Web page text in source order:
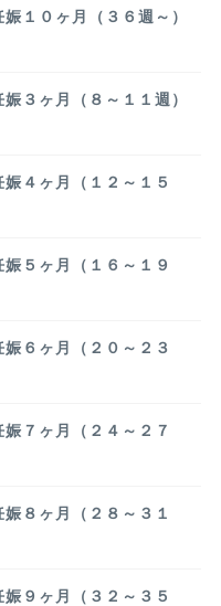
１０ヶ月（３６週～）
３ヶ月（８～１１週）
４ヶ月（１２～１５
５ヶ月（１６～１９
６ヶ月（２０～２３
７ヶ月（２４～２７
８ヶ月（２８～３１
９ヶ月（３２～３５